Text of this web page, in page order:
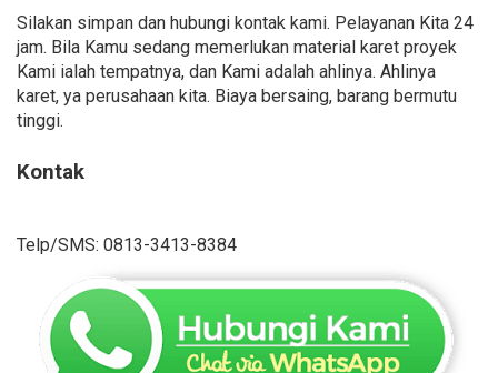
Silakan simpan dan hubungi kontak kami. Pelayanan Kita 24
jam. Bila Kamu sedang memerlukan material karet proyek
Kami ialah tempatnya, dan Kami adalah ahlinya. Ahlinya
karet, ya perusahaan kita. Biaya bersaing, barang bermutu
tinggi.
Kontak
Telp/SMS: 0813-3413-8384